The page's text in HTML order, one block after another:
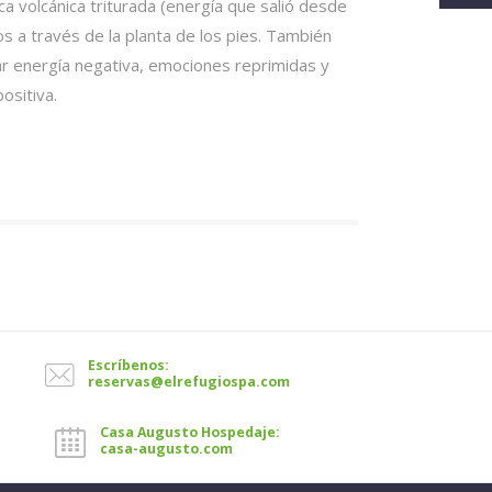
volcánica triturada (energía que salió desde
a través de la planta de los pies. También
energía negativa, emociones reprimidas y
Escríbenos:
reservas@elrefugiospa.com
Casa Augusto Hospedaje:
casa-augusto.com